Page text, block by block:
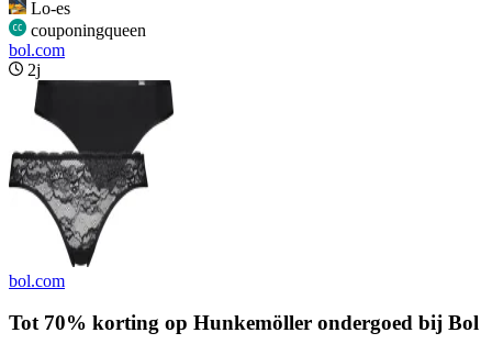
Lo-es
couponingqueen
bol.com
2j
bol.com
Tot 70% korting op Hunkemöller ondergoed bij Bol